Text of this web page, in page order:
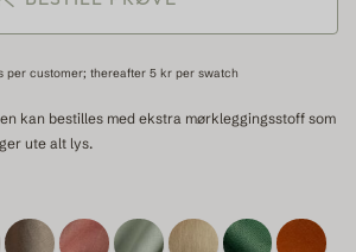
per customer; thereafter 5 kr per swatch
kan bestilles med ekstra mørkleggingsstoff som
ute alt lys.